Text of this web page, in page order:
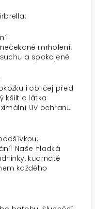
mrholení,
a spokojené.
i obličej před
kšilt a látka
UV ochranu
Naše hladká
kudrnaté
každého